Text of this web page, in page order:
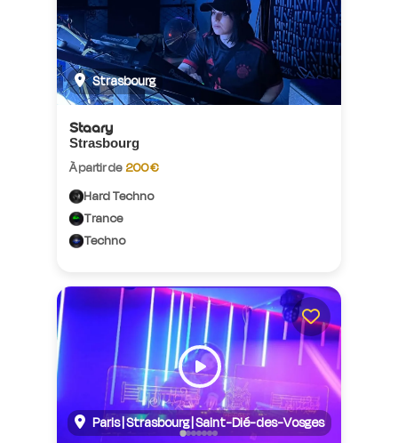
Strasbourg
Staary
Strasbourg
À partir de 200 €
Hard Techno
Trance
Techno
Paris | Strasbourg | Saint-Dié-des-Vosges